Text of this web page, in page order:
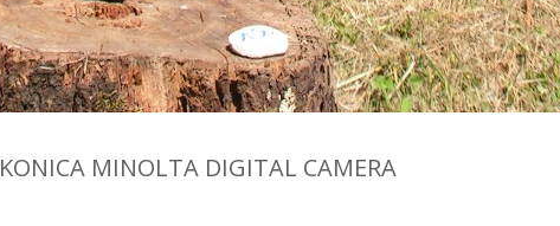
KONICA MINOLTA DIGITAL CAMERA